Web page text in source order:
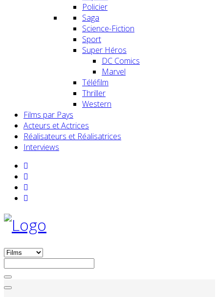
Policier
Saga
Science-Fiction
Sport
Super Héros
DC Comics
Marvel
Téléfilm
Thriller
Western
Films par Pays
Acteurs et Actrices
Réalisateurs et Réalisatrices
Interviews